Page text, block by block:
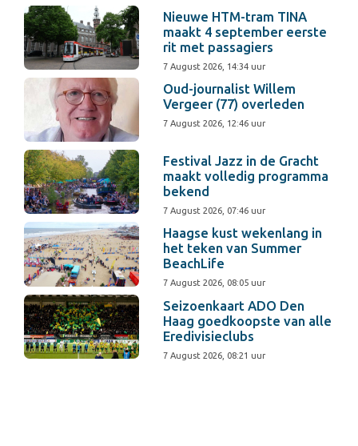
Nieuwe HTM-tram TINA
maakt 4 september eerste
rit met passagiers
7 August 2026, 14:34 uur
Oud-journalist Willem
Vergeer (77) overleden
7 August 2026, 12:46 uur
Festival Jazz in de Gracht
maakt volledig programma
bekend
7 August 2026, 07:46 uur
Haagse kust wekenlang in
het teken van Summer
BeachLife
7 August 2026, 08:05 uur
Seizoenkaart ADO Den
Haag goedkoopste van alle
Eredivisieclubs
7 August 2026, 08:21 uur